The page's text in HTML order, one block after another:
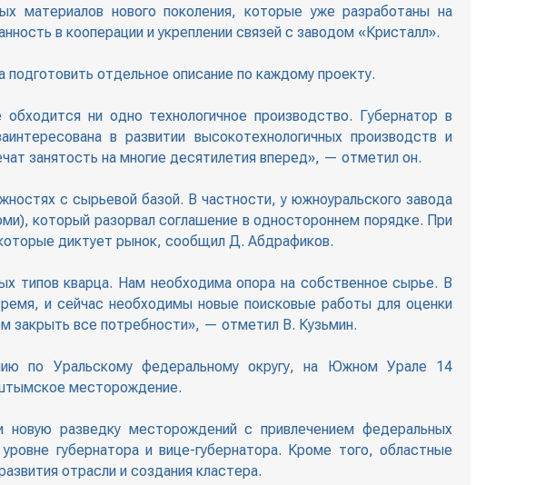
материалов нового поколения, которые уже разработаны на
в кооперации и укреплении связей с заводом «Кристалл».
отдельное описание по каждому проекту.
ни одно технологичное производство. Губернатор в
в развитии высокотехнологичных производств и
занятость на многие десятилетия вперед», — отметил он.
с сырьевой базой. В частности, у южноуральского завода
который разорвал соглашение в одностороннем порядке. При
диктует рынок, сообщил Д. Абдрафиков.
типов кварца. Нам необходима опора на собственное сырье. В
и сейчас необходимы новые поисковые работы для оценки
закрыть все потребности», — отметил В. Кузьмин.
по Уральскому федеральному округу, на Южном Урале 14
месторождение.
разведку месторождений с привлечением федеральных
губернатора и вице-губернатора. Кроме того, областные
отрасли и создания кластера.